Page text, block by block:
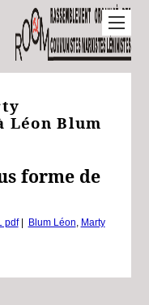
Léon Blum
forme de
pdf Blum Léon
Marty